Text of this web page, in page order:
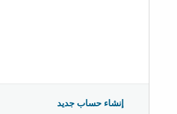
إنشاء حساب جديد